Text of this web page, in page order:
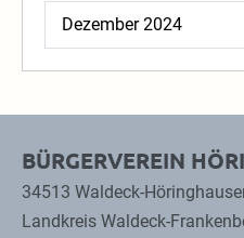
Archiv
BÜRGERVEREIN
34513 Waldeck-
Landkreis Waldeck-